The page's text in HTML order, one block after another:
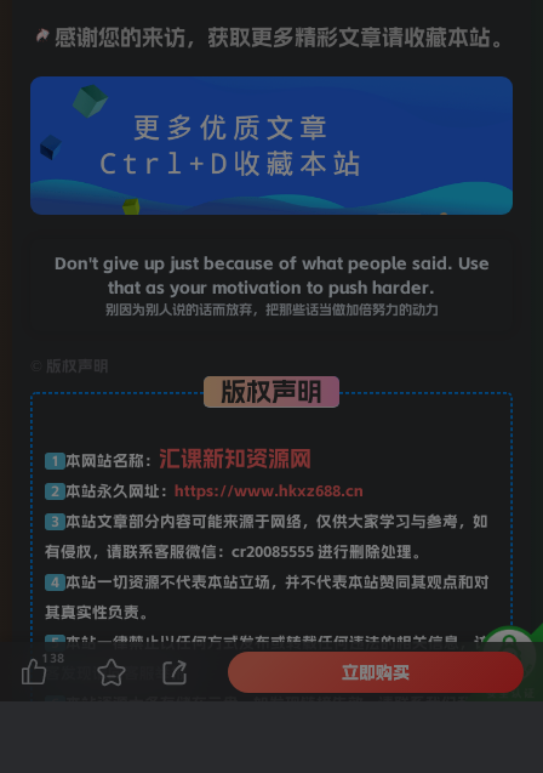
感谢您的来访，获取更多精彩文章请收藏本站。
Don't give up just because of what people said. Use
that as your motivation to push harder.
别因为别人说的话而放弃，把那些话当做加倍努力的动力
版权声明
版权声明
1 本网站名称： 汇课新知资源网
2 本站永久网址： https://www.hkxz688.cn
3 本站文章部分内容可能来源于网络，仅供大家学习与参考，如
有侵权，请联系客服微信：cr20085555 进行删除处理。
4 本站一切资源不代表本站立场，并不代表本站赞同其观点和对
其真实性负责。
5 本站一律禁止以任何方式发布或转载任何违法的相关信息，访
客发现请向客服举报
138
立即购买